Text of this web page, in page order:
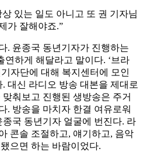
있는 일도 아니고 또 권 기자님
가 잘해야죠.”
. 윤종국 동년기자가 진행하는
연하게 해달라고 말이다. ‘브라
자단에 대해 복지센터에 모인
대신 라디오 방송 대본을 제대로
춰보고 진행된 생방송은 주거
. 방송을 마치자 한결 여유로워
국 동년기자 얼굴에 번진다. 라
콘솔 조절하고, 얘기하고, 음악
으면 하는 바람이었다.